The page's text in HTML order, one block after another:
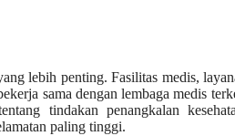
lebih penting. Fasilitas medis,
sama dengan lembaga medis
tindakan penangkalan
paling tinggi.